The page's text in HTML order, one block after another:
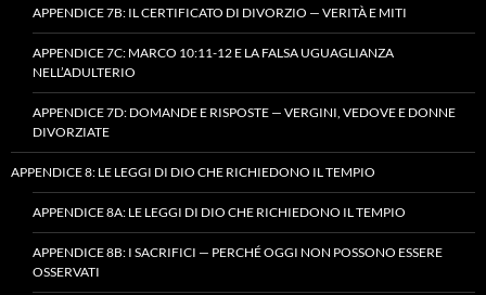
APPENDICE 7B: IL CERTIFICATO DI DIVORZIO — VERITÀ E MITI
APPENDICE 7C: MARCO 10:11-12 E LA FALSA UGUAGLIANZA
NELL’ADULTERIO
APPENDICE 7D: DOMANDE E RISPOSTE — VERGINI, VEDOVE E DONNE
DIVORZIATE
APPENDICE 8: LE LEGGI DI DIO CHE RICHIEDONO IL TEMPIO
APPENDICE 8A: LE LEGGI DI DIO CHE RICHIEDONO IL TEMPIO
APPENDICE 8B: I SACRIFICI — PERCHÉ OGGI NON POSSONO ESSERE
OSSERVATI